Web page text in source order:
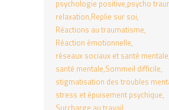
psychologie positive psycho
relaxation Replie sur soi
Réactions au traumatisme
Réaction émotionnelle
réseaux sociaux et santé mentale
santé mentale Sommeil difficile
stigmatisation des troubles
stress et épuisement psychique